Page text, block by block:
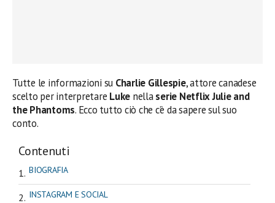
Tutte le informazioni su Charlie Gillespie, attore canadese
scelto per interpretare Luke nellaserie NetflixJulie and
the Phantoms. Ecco tutto ciò che c’è da sapere sul suo
conto.
Contenuti
BIOGRAFIA
INSTAGRAM E SOCIAL